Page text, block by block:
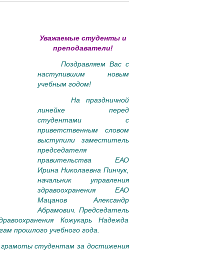
Уважаемые студенты и
преподаватели!
Поздравляем Вас с
наступившим новым
учебным годом!
На праздничной
линейке перед
студентами с
приветственным словом
выступили заместитель
председателя
правительства ЕАО
Ирина Николаевна Пинчук,
начальник управления
здравоохранения ЕАО
Мацанов Александр
Абрамович. Председатель
Кожукарь Надежда
прошлого учебного года.
студентам за достижения